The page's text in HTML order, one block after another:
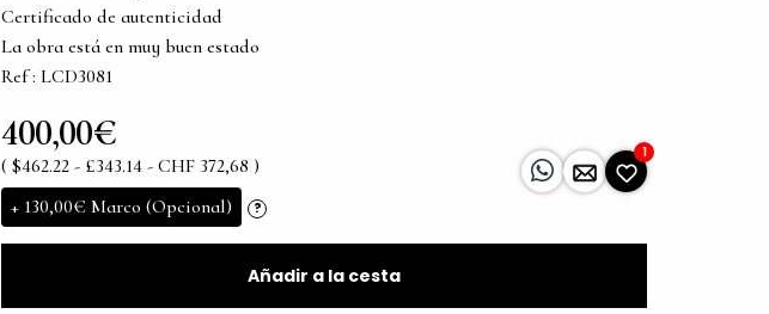
Certificado de autenticidad
La obra está en muy buen estado
Ref : LCD3081
400,00€
( $462.22 - £343.14 - CHF 372,68 )
+ 130,00€ Marco (Opcional) ?
1
Añadir a la cesta